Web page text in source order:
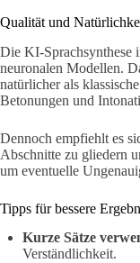
Qualität und
Die KI-Sprachsynthese
neuronalen Modellen.
natürlicher als
Betonungen und
Dennoch empfiehlt es
Abschnitte zu gliedern
um eventuelle
Tipps für bessere
Kurze Sätze
Verständlichkeit.